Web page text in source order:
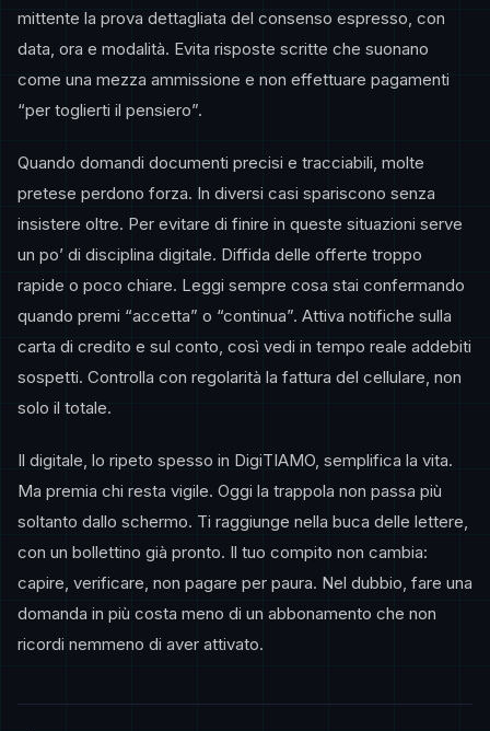
mittente la prova dettagliata del consenso espresso, con
data, ora e modalità. Evita risposte scritte che suonano
come una mezza ammissione e non effettuare pagamenti
“per toglierti il pensiero”.
Quando domandi documenti precisi e tracciabili, molte
pretese perdono forza. In diversi casi spariscono senza
insistere oltre. Per evitare di finire in queste situazioni serve
un po’ di disciplina digitale. Diffida delle offerte troppo
rapide o poco chiare. Leggi sempre cosa stai confermando
quando premi “accetta” o “continua”. Attiva notifiche sulla
carta di credito e sul conto, così vedi in tempo reale addebiti
sospetti. Controlla con regolarità la fattura del cellulare, non
solo il totale.
Il digitale, lo ripeto spesso in DigiTIAMO, semplifica la vita.
Ma premia chi resta vigile. Oggi la trappola non passa più
soltanto dallo schermo. Ti raggiunge nella buca delle lettere,
con un bollettino già pronto. Il tuo compito non cambia:
capire, verificare, non pagare per paura. Nel dubbio, fare una
domanda in più costa meno di un abbonamento che non
ricordi nemmeno di aver attivato.